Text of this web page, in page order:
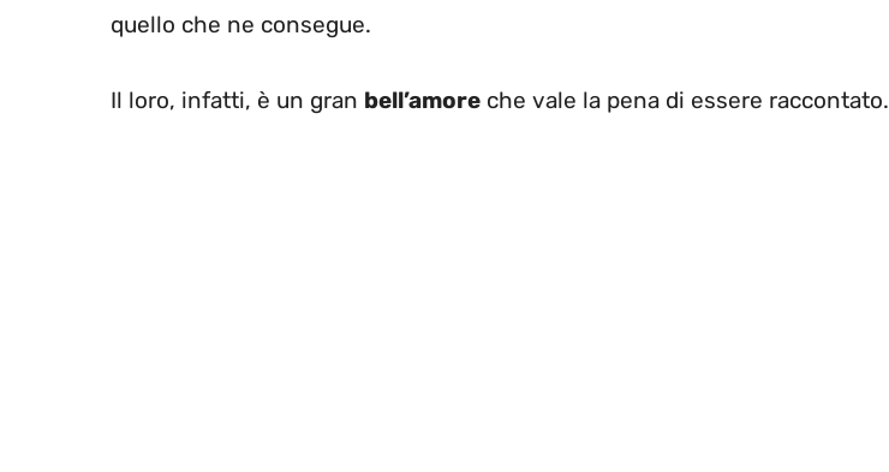
quello che ne consegue.
Il loro, infatti, è un gran bell’amore che vale la pena di essere raccontato.